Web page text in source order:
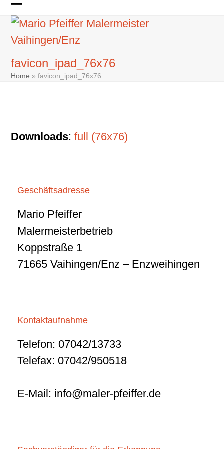
Skip
content
Open
Close
favicon_ipad_76x76
Home »favicon_ipad_76x76
Downloads:full (76x76)
Geschäftsadresse
Mario Pfeiffer
Malermeisterbetrieb
Koppstraße 1
71665 Vaihingen/Enz – Enzweihingen
Kontaktaufnahme
Telefon: 07042/13733
Telefax: 07042/950518
E-Mail: info@maler-pfeiffer.de